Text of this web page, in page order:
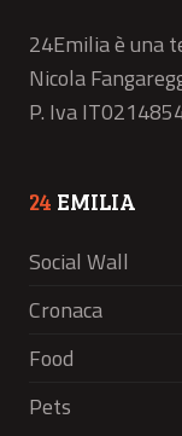
24Emilia è una
Nicola
P. Iva
24 EMILIA
Social Wall
Cronaca
Food
Pets